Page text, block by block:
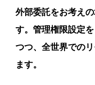
外部委託をお考え
す。管理権限設定
つつ、全世界での
ます。